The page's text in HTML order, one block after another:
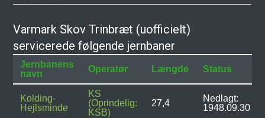
Varmark Skov Trinbræt (uofficielt)
servicerede følgende jernbaner
Jernbanens
navn
Operatør Længde Status
Kolding-
Hejlsminde
KS
(Oprindelig:
KSB)
27,4
Nedlagt:
1948.09.30